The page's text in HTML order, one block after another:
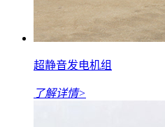
超静音发电机组
了解详情>